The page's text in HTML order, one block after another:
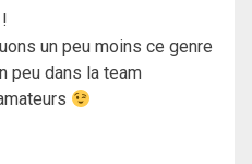
un peu moins ce genre
peu dans la team